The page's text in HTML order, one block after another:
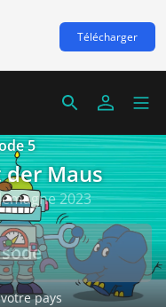
Télécharger
5
Maus
2023
pays